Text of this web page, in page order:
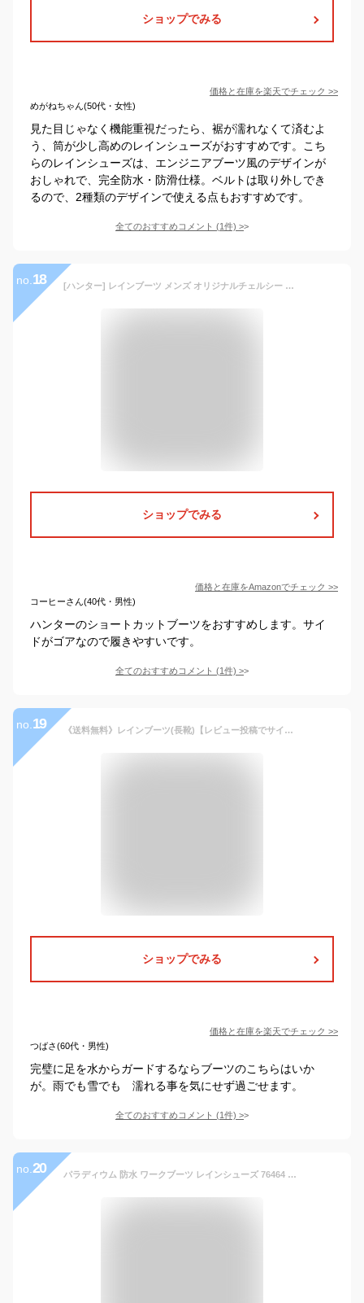
ショップでみる
価格と在庫を楽天でチェック >>
めがねちゃん(50代・女性)
見た目じゃなく機能重視だったら、裾が濡れなくて済むよ
う、筒が少し高めのレインシューズがおすすめです。こち
らのレインシューズは、エンジニアブーツ風のデザインが
おしゃれで、完全防水・防滑仕様。ベルトは取り外しでき
るので、2種類のデザインで使える点もおすすめです。
全てのおすすめコメント (1件) >
no. 18 [ハンター] レインブーツ メンズ オリジナルチェルシー ブラック 26.0 cm
ショップでみる
価格と在庫をAmazonでチェック >>
コーヒーさん(40代・男性)
ハンターのショートカットブーツをおすすめします。サイ
ドがゴアなので履きやすいです。
全てのおすすめコメント (1件) >
no. 19 《送料無料》レインブーツ(長靴)【レビュー投稿でサイズ交換1回無料】キャンプや釣り・フェスなどのアウトドアに使える！オートバイ専用設計で雨の日におすすめ『フラミンゴ RIN-001』ワイルドウィング＜雨・泥・雪に強いトレッキングソールを採用＞完全防水
ショップでみる
価格と在庫を楽天でチェック >>
つばさ(60代・男性)
完璧に足を水からガードするならブーツのこちらはいか
が。雨でも雪でも 濡れる事を気にせず過ごせます。
全てのおすすめコメント (1件) >
no. 20 パラディウム 防水 ワークブーツ レインシューズ 76464 パンパ ライト プラス カフ ウォータープルーフ メンズ レディース レザースニーカー PALLADIUM PAMPA LITE+ CUFF WP L 76464 008 066 612 717